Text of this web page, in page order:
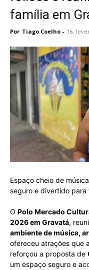
família em
Por Tiago Coelho - 16,
Espaço cheio de
seguro e divertido para
O Polo Mercado
2026 em Gravatá,
ambiente de música,
ofereceu atrações que
reforçou a proposta de
um espaço seguro e